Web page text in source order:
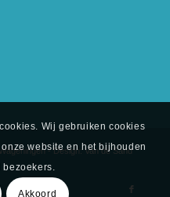
- Design:Van de Sand
Wij gebruiken cookies
website en het bijhouden
bezoekers.
Akkoord